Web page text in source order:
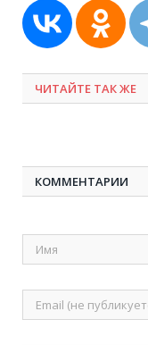
ЧИТАЙТЕ ТАК ЖЕ
КОММЕНТАРИИ